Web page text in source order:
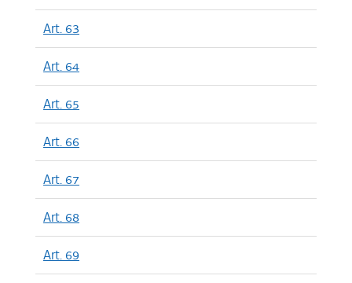
Art. 63
Art. 64
Art. 65
Art. 66
Art. 67
Art. 68
Art. 69